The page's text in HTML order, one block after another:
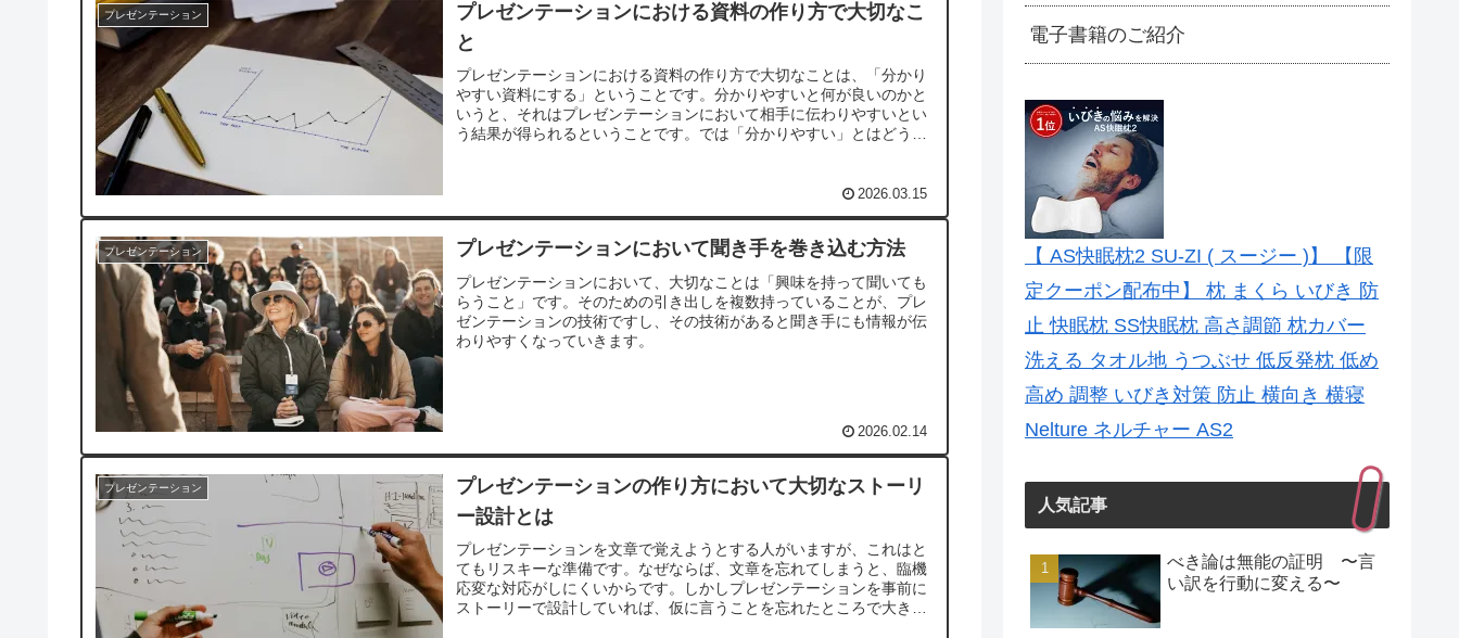
プレゼンテーション
プレゼンテーションにおける資料の作り方で大切なこ
と
プレゼンテーションにおける資料の作り方で大切なことは、「分かり
やすい資料にする」ということです。分かりやすいと何が良いのかと
いうと、それはプレゼンテーションにおいて相手に伝わりやすいとい
う結果が得られるということです。では「分かりやすい」とはどうい
2026.03.15
プレゼンテーション プレゼンテーションにおいて聞き手を巻き込む方法
プレゼンテーションにおいて、大切なことは「興味を持って聞いても
らうこと」です。そのための引き出しを複数持っていることが、プレ
ゼンテーションの技術ですし、その技術があると聞き手にも情報が伝
わりやすくなっていきます。
2026.02.14
プレゼンテーション
プレゼンテーションの作り方において大切なストーリ
ー設計とは
プレゼンテーションを文章で覚えようとする人がいますが、これはと
てもリスキーな準備です。なぜならば、文章を忘れてしまうと、臨機
応変な対応がしにくいからです。しかしプレゼンテーションを事前に
ストーリーで設計していれば、仮に言うことを忘れたところで大きな
電子書籍のご紹介
【 AS快眠枕2 SU-ZI ( スージー )】 【限
定クーポン配布中】 枕 まくら いびき 防
止 快眠枕 SS快眠枕 高さ調節 枕カバー
洗える タオル地 うつぶせ 低反発枕 低め
高め 調整 いびき対策 防止 横向き 横寝
Nelture ネルチャー AS2
人気記事
べき論は無能の証明 〜言
い訳を行動に変える〜